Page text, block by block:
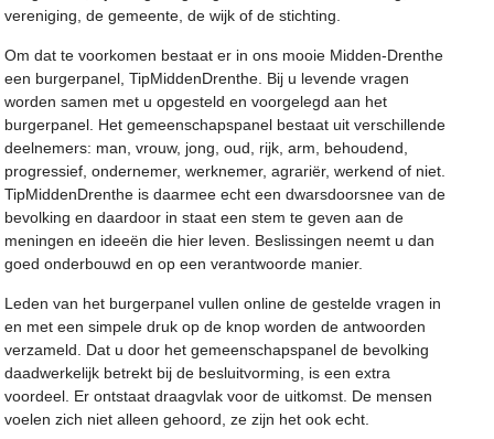
vereniging, de gemeente, de wijk of de stichting.
Om dat te voorkomen bestaat er in ons mooie Midden-Drenthe
een burgerpanel, TipMiddenDrenthe. Bij u levende vragen
worden samen met u opgesteld en voorgelegd aan het
burgerpanel. Het gemeenschapspanel bestaat uit verschillende
deelnemers: man, vrouw, jong, oud, rijk, arm, behoudend,
progressief, ondernemer, werknemer, agrariër, werkend of niet.
TipMiddenDrenthe is daarmee echt een dwarsdoorsnee van de
bevolking en daardoor in staat een stem te geven aan de
meningen en ideeën die hier leven. Beslissingen neemt u dan
goed onderbouwd en op een verantwoorde manier.
Leden van het burgerpanel vullen online de gestelde vragen in
en met een simpele druk op de knop worden de antwoorden
verzameld. Dat u door het gemeenschapspanel de bevolking
daadwerkelijk betrekt bij de besluitvorming, is een extra
voordeel. Er ontstaat draagvlak voor de uitkomst. De mensen
voelen zich niet alleen gehoord, ze zijn het ook echt.